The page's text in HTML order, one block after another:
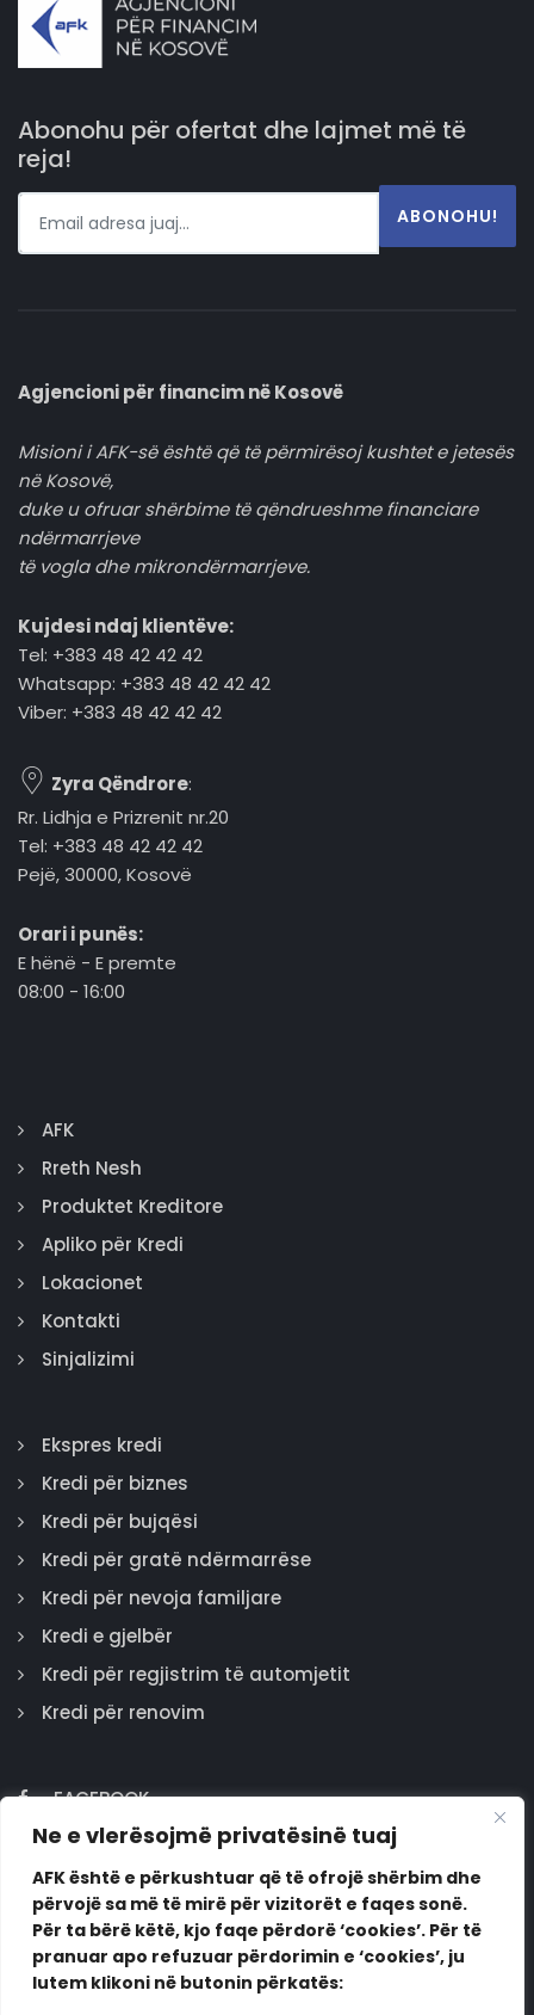
Ne e vlerësojmë privatësinë tuaj
AFK është e përkushtuar që të ofrojë shërbim dhe
përvojë sa më të mirë për vizitorët e faqes sonë.
Për ta bërë këtë, kjo faqe përdorë ‘cookies’. Për të
pranuar apo refuzuar përdorimin e ‘cookies’, ju
lutem klikoni në butonin përkatës:
Abonohu për ofertat dhe lajmet më të
reja!
ABONOHU!
Agjencioni për financim në Kosovë
Misioni i AFK-së është që të përmirësoj kushtet e jetesës
në Kosovë,
duke u ofruar shërbime të qëndrueshme financiare
ndërmarrjeve
të vogla dhe mikrondërmarrjeve.
Kujdesi ndaj klientëve:
Tel: +383 48 42 42 42
Whatsapp: +383 48 42 42 42
Viber: +383 48 42 42 42
Zyra Qëndrore:
Rr. Lidhja e Prizrenit nr.20
Tel: +383 48 42 42 42
Pejë, 30000, Kosovë
Orari i punës:
E hënë - E premte
08:00 - 16:00
AFK
Rreth Nesh
Produktet Kreditore
Apliko për Kredi
Lokacionet
Kontakti
Sinjalizimi
Ekspres kredi
Kredi për biznes
Kredi për bujqësi
Kredi për gratë ndërmarrëse
Kredi për nevoja familjare
Kredi e gjelbër
Kredi për regjistrim të automjetit
Kredi për renovim
FACEBOOK
GOOGLE
INSTAGRAM
LINKEDIN